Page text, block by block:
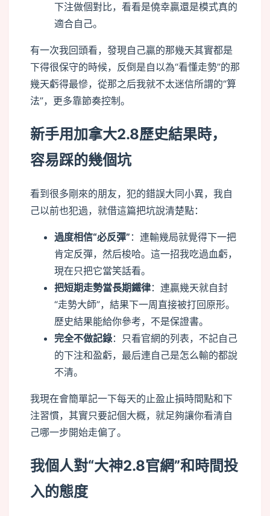
下注做個對比，看看是僥幸贏還是模式真的
適合自己。
有一次我回頭看，發現自己贏的那幾天其實都是
下得很保守的時候，反倒是自以為“看懂走勢”的那
幾天虧得最慘，從那之后我就不太迷信所謂的“算
法”，更多靠節奏控制。
新手用加拿大2.8歷史結果時，
容易踩的幾個坑
看到很多剛來的朋友，犯的錯誤大同小異，我自
己以前也犯過，就借這篇把坑說清楚點：
過度相信“必反彈” ：連輸幾局就覺得下一把
肯定反彈，然后梭哈。這一招我吃過血虧，
現在只把它當笑話看。
把短期走勢當長期鐵律：連贏幾天就自封
“走勢大師”，結果下一周直接被打回原形。
歷史結果能給你參考，不是保證書。
完全不做記錄：只看官網的列表，不記自己
的下注和盈虧，最后連自己是怎么輸的都說
不清。
我現在會簡單記一下每天的止盈止損時間點和下
注習慣，其實只要記個大概，就足夠讓你看清自
己哪一步開始走偏了。
我個人對“大神2.8官網”和時間投
入的態度